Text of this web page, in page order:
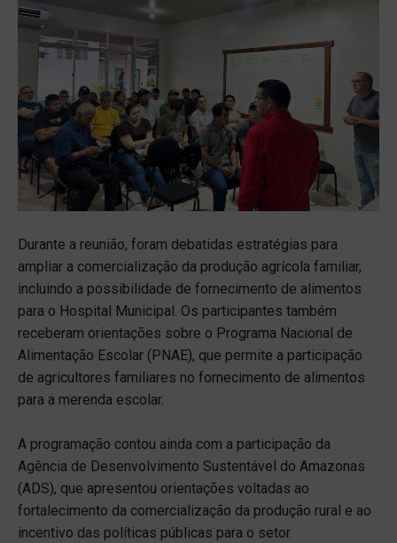
Durante a reunião, foram debatidas estratégias para
ampliar a comercialização da produção agrícola familiar,
incluindo a possibilidade de fornecimento de alimentos
para o Hospital Municipal. Os participantes também
receberam orientações sobre o Programa Nacional de
Alimentação Escolar (PNAE), que permite a participação
de agricultores familiares no fornecimento de alimentos
para a merenda escolar.
A programação contou ainda com a participação da
Agência de Desenvolvimento Sustentável do Amazonas
(ADS), que apresentou orientações voltadas ao
fortalecimento da comercialização da produção rural e ao
incentivo das políticas públicas para o setor.